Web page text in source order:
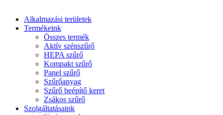
Alkalmazási területek
Termékeink
Összes termék
Aktív szénszűrő
HEPA szűrő
Kompakt szűrő
Panel szűrő
Szűrőanyag
Szűrő beépítő keret
Zsákos szűrő
Szolgáltatásaink